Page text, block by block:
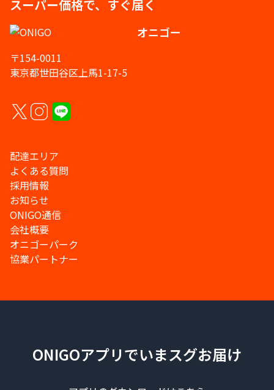
スーパー価格で、すぐ届く
オニゴー
〒154-0011
東京都世田谷区上馬1-17-5
配達エリア
よくある質問
採用情報
お知らせ
ONIGO通信
会社概要
オニゴーパーク
協業パートナー
ONIGOアプリでいまスグお届け